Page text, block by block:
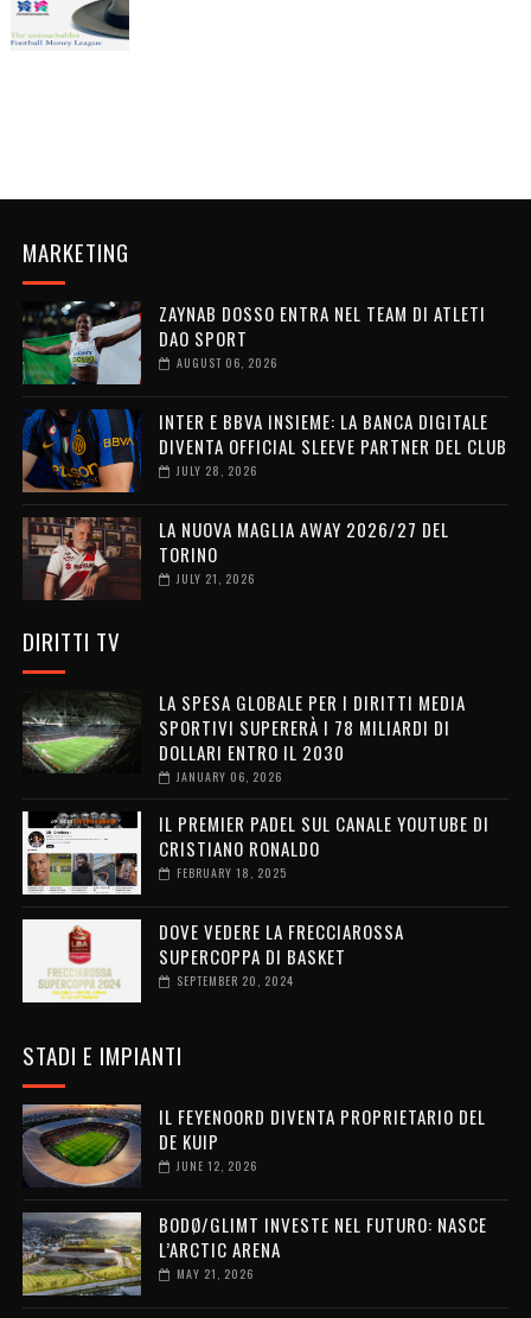
MARKETING
ZAYNAB DOSSO ENTRA NEL TEAM DI ATLETI
DAO SPORT
AUGUST 06, 2026
INTER E BBVA INSIEME: LA BANCA DIGITALE
DIVENTA OFFICIAL SLEEVE PARTNER DEL CLUB
JULY 28, 2026
LA NUOVA MAGLIA AWAY 2026/27 DEL
TORINO
JULY 21, 2026
DIRITTI TV
LA SPESA GLOBALE PER I DIRITTI MEDIA
SPORTIVI SUPERERÀ I 78 MILIARDI DI
DOLLARI ENTRO IL 2030
JANUARY 06, 2026
IL PREMIER PADEL SUL CANALE YOUTUBE DI
CRISTIANO RONALDO
FEBRUARY 18, 2025
DOVE VEDERE LA FRECCIAROSSA
SUPERCOPPA DI BASKET
SEPTEMBER 20, 2024
STADI E IMPIANTI
IL FEYENOORD DIVENTA PROPRIETARIO DEL
DE KUIP
JUNE 12, 2026
BODØ/GLIMT INVESTE NEL FUTURO: NASCE
L’ARCTIC ARENA
MAY 21, 2026